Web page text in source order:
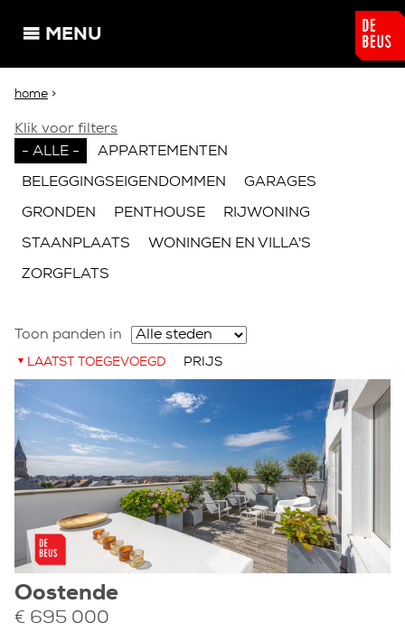
MENU
U bent hier
home >
Klik voor filters
- ALLE -
APPARTEMENTEN
BELEGGINGSEIGENDOMMEN GARAGES
GRONDEN PENTHOUSE RIJWONING
STAANPLAATS WONINGEN EN VILLA'S
ZORGFLATS
Toon panden in
LAATST TOEGEVOEGD PRIJS
Oostende
€ 695 000